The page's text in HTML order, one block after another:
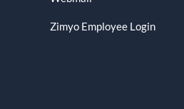
Zimyo Employee Login